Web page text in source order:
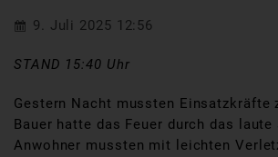
9. Juli 2025 12:56
STAND 15:40 Uhr
Gestern Nacht mussten Einsatzkräfte
Bauer hatte das Feuer durch das
Anwohner mussten mit leichten